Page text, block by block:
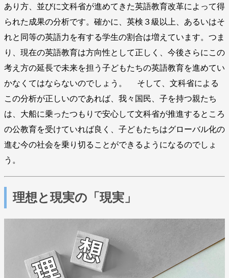
あり方、並びに文科省が進めてきた英語教育改革によって得
られた成果の分析です。確かに、英検３級以上、あるいはそ
れと同等の英語力を有する学生の割合は増えています。つま
り、現在の英語教育は方向性として正しく、今後さらにこの
考え方の延長で未来を担う子どもたちの英語教育を進めてい
かなくてはならないのでしょう。 そして、文科省による
この分析が正しいのであれば、我々国民、子を持つ親たち
は、大船に乗ったつもりで安心して文科省が推進するところ
の公教育を受けていれば良く、子どもたちはグローバル化の
進む今の社会を乗り切ることができるようになるのでしょ
う。
理想と現実の「現実」